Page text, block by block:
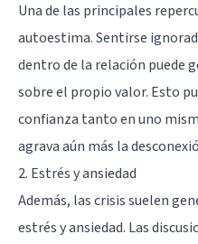
Una de las principales
autoestima. Sentirse
dentro de la relación puede
sobre el propio valor. Esto
confianza tanto en uno
agrava aún más la
2. Estrés y ansiedad
Además, las crisis suelen
estrés y ansiedad. Las